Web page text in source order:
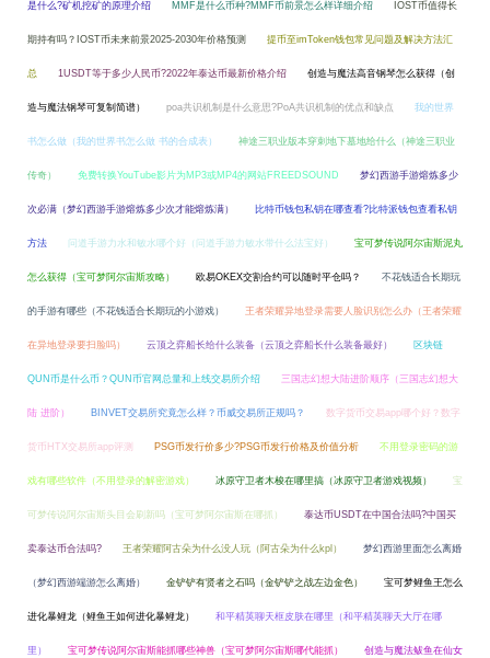
是什么?矿机挖矿的原理介绍 MMF是什么币种?MMF币前景怎么样详细介绍 IOST币值得长
期持有吗？IOST币未来前景2025-2030年价格预测 提币至imToken钱包常见问题及解决方法汇
总 1USDT等于多少人民币?2022年泰达币最新价格介绍 创造与魔法高音钢琴怎么获得（创
造与魔法钢琴可复制简谱） poa共识机制是什么意思?PoA共识机制的优点和缺点 我的世界
书怎么做（我的世界书怎么做 书的合成表） 神途三职业版本穿刺地下墓地给什么（神途三职业
传奇） 免费转换YouTube影片为MP3或MP4的网站FREEDSOUND 梦幻西游手游熔炼多少
次必满（梦幻西游手游熔炼多少次才能熔炼满） 比特币钱包私钥在哪查看?比特派钱包查看私钥
方法 问道手游力水和敏水哪个好（问道手游力敏水带什么法宝好） 宝可梦传说阿尔宙斯泥丸
怎么获得（宝可梦阿尔宙斯攻略） 欧易OKEX交割合约可以随时平仓吗？ 不花钱适合长期玩
的手游有哪些（不花钱适合长期玩的小游戏） 王者荣耀异地登录需要人脸识别怎么办（王者荣耀
在异地登录要扫脸吗） 云顶之弈船长给什么装备（云顶之弈船长什么装备最好） 区块链
QUN币是什么币？QUN币官网总量和上线交易所介绍 三国志幻想大陆进阶顺序（三国志幻想大
陆 进阶） BINVET交易所究竟怎么样？币威交易所正规吗？ 数字货币交易app哪个好？数字
货币HTX交易所app评测 PSG币发行价多少?PSG币发行价格及价值分析 不用登录密码的游
戏有哪些软件（不用登录的解密游戏） 冰原守卫者木梭在哪里搞（冰原守卫者游戏视频） 宝
可梦传说阿尔宙斯头目会刷新吗（宝可梦阿尔宙斯在哪抓） 泰达币USDT在中国合法吗?中国买
卖泰达币合法吗? 王者荣耀阿古朵为什么没人玩（阿古朵为什么kpl） 梦幻西游里面怎么离婚
（梦幻西游端游怎么离婚） 金铲铲有贤者之石吗（金铲铲之战左边金色） 宝可梦鲤鱼王怎么
进化暴鲤龙（鲤鱼王如何进化暴鲤龙） 和平精英聊天框皮肤在哪里（和平精英聊天大厅在哪
里） 宝可梦传说阿尔宙斯能抓哪些神兽（宝可梦阿尔宙斯哪代能抓） 创造与魔法鲅鱼在仙女